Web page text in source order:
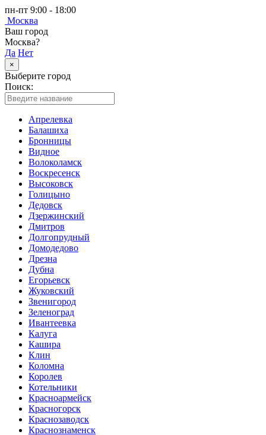
пн-пт 9:00 - 18:00
Москва
Ваш город
Москва?
Да Нет
×
Выберите город
Поиск:
Апрелевка
Балашиха
Бронницы
Видное
Волоколамск
Воскресенск
Высоковск
Голицыно
Дедовск
Дзержинский
Дмитров
Долгопрудный
Домодедово
Дрезна
Дубна
Егорьевск
Жуковский
Звенигород
Зеленоград
Ивантеевка
Калуга
Кашира
Клин
Коломна
Королев
Котельники
Красноармейск
Красногорск
Краснозаводск
Краснознаменск